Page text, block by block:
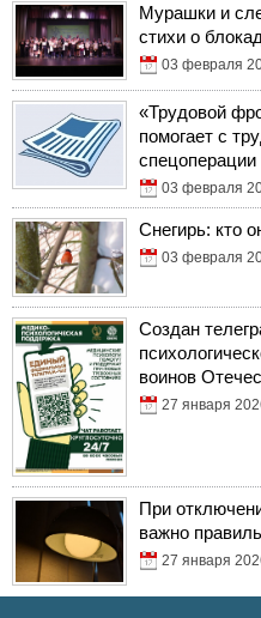
Мурашки и
стихи о
03 февраля
«Трудовой
помогает с
спецоперации
03 февраля
Снегирь: кто
03 февраля
Создан
воинов
27 января
При
важно
27 января